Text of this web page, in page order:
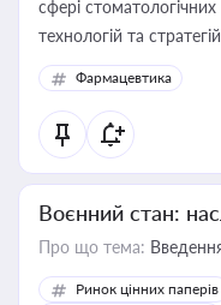
сфері
технологій
Фармацевтика
Воєнний стан:
Про що тема:
Ринок цінних паперів